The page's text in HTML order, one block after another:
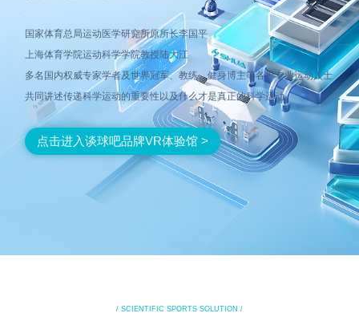
国家体育总局运动医学研究所原所长李国平
上海体育学院运动科学学院教授陆大江
多名国内权威专家学者及世界冠军、教练、健身博主等各界专业运动人士
共同讲述传递科学运动的重要性以及什么才是真正的科学运动
点击进入谈球吧品牌VR体验馆 >
/ SCIENTIFIC SPORTS SOLUTION /